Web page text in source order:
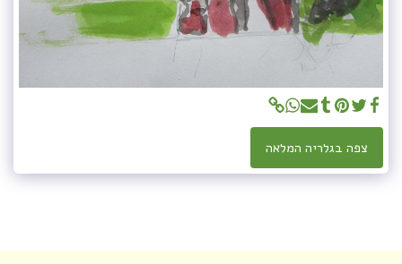
צפה בגלריה המלאה